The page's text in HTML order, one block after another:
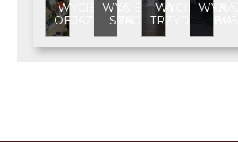
WYCIECZKA
OBJAZDOWA
WYCIECZKA
SZKOLNA
WYCIECZKA
TRZYDNIOWA